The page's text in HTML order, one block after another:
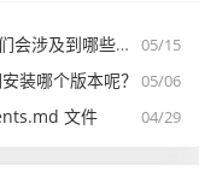
05/15
到哪些提示词？
05/06
装哪个版本呢？
04/29
文件